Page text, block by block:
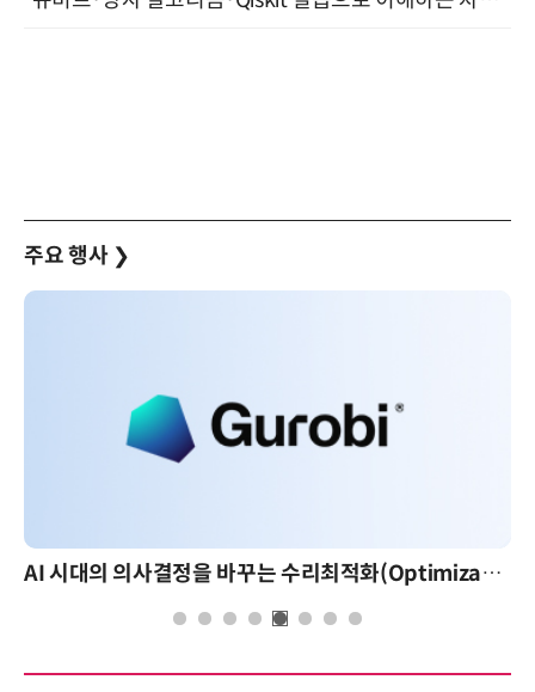
주요 행사 ❯
AI 시대의 의사결정을 바꾸는 수리최적화(Optimization): 실제 산업 적용 사례와 활용 전략